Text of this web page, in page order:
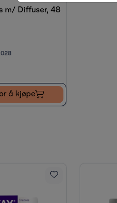
m/ Diffuser, 48
å kjøpe